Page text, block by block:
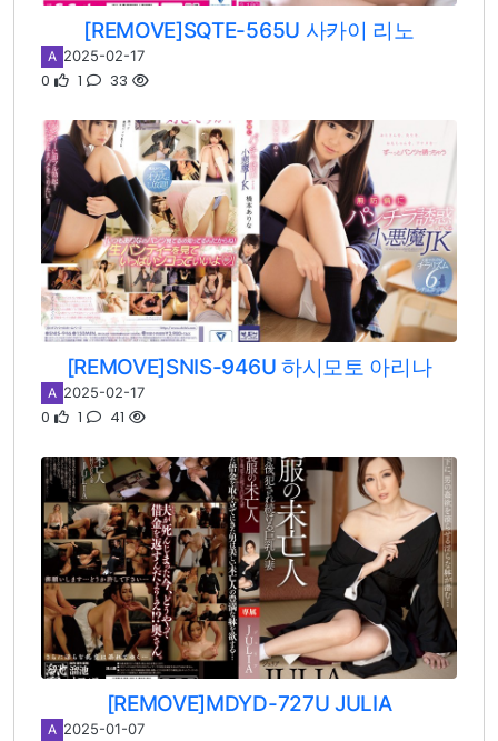
[REMOVE]SQTE-565U 사카이 리노
A 2025-02-17
0 1 33
[REMOVE]SNIS-946U 하시모토 아리나
A 2025-02-17
0 1 41
[REMOVE]MDYD-727U JULIA
A 2025-01-07